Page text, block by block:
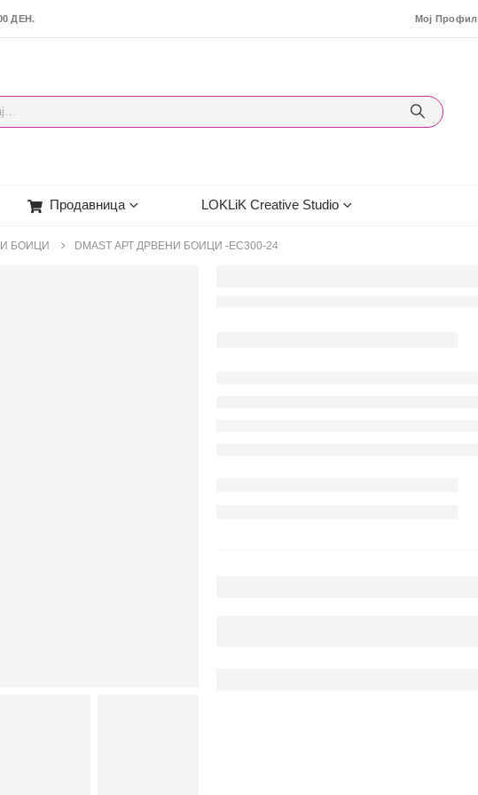
ДЕН. Мој Профил
Продавница LOKLiK Creative Studio
БОИЦИ DMAST АРТ ДРВЕНИ БОИЦИ -EС300-24